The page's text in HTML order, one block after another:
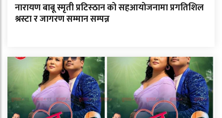
नारायण बाबू स्मृती प्रटिस्ठान को सहआयोजनामा प्रगतिशिल
श्रस्टा र जागरण सम्मान सम्पन्न